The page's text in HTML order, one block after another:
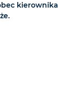
kierownika